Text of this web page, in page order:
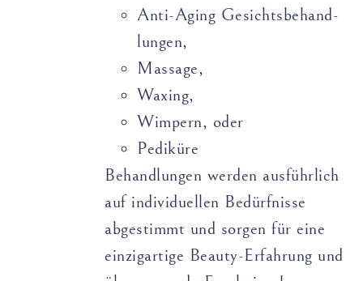
Anti-Aging Gesichts­­­­behand­­
lungen,
Massage,
Waxing,
Wimpern, oder
Pediküre
Behandlungen werden ausführlich
auf individuellen Bedürfnisse
abgestimmt und sorgen für eine
einzigartige Beauty-Erfahrung und